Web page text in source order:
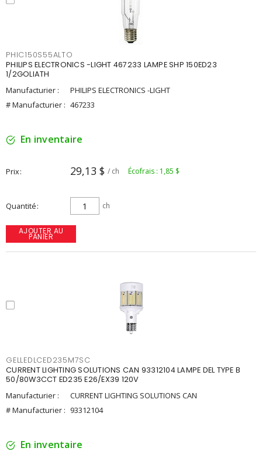
PHIC150S55ALTO
PHILIPS ELECTRONICS -LIGHT 467233 LAMPE SHP 150ED23
1/2GOLIATH
Manufacturier :
PHILIPS ELECTRONICS -LIGHT
# Manufacturier : 467233
En inventaire
Prix 29,13 $ / ch Écofrais : 1,85 $
Quantité ch
AJOUTER AU
PANIER
GELLEDLCED235M7SC
CURRENT LIGHTING SOLUTIONS CAN 93312104 LAMPE DEL TYPE B
50/80W3CCT ED235 E26/EX39 120V
Manufacturier :
CURRENT LIGHTING SOLUTIONS CAN
# Manufacturier : 93312104
En inventaire